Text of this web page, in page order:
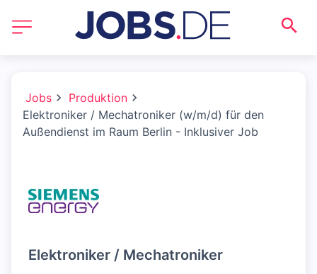
Jobs
Produktion
Elektroniker / Mechatroniker (w/m/d) für den
Außendienst im Raum Berlin - Inklusiver Job
Elektroniker / Mechatroniker